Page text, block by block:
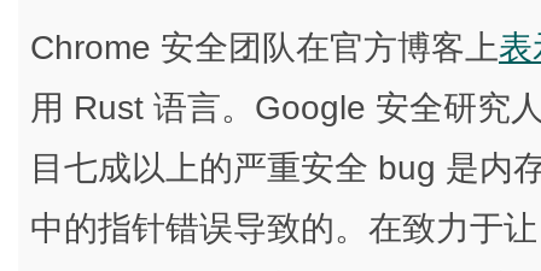
Chrome 安全团队在官方博客上表
用 Rust 语言。Google 安全研究
目七成以上的严重安全 bug 是内
中的指针错误导致的。在致力于